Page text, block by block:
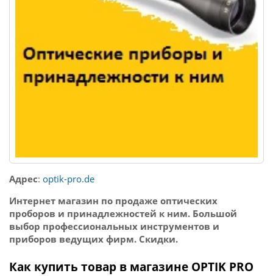
Адрес: optik-pro.de
Интернет магазин по продаже оптических
проборов и принадлежностей к ним. Большой
выбор профессиональных инструментов и
приборов ведущих фирм. Скидки.
Как купить товар в магазине OPTIK PRO